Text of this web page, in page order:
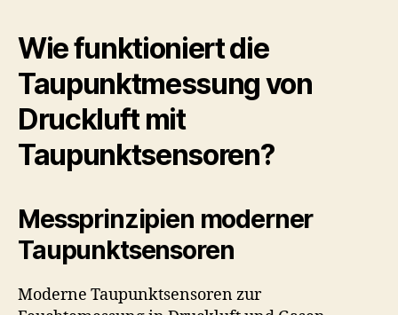
Wie funktioniert die
Taupunktmessung von
Druckluft mit
Taupunktsensoren?
Messprinzipien moderner
Taupunktsensoren
Moderne Taupunktsensoren zur